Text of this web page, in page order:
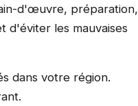
d'œuvre, préparation,
d'éviter les mauvaises
dans votre région.